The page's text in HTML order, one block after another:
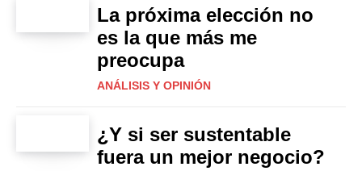
La próxima elección no
es la que más me
preocupa
ANÁLISIS Y OPINIÓN
¿Y si ser sustentable
fuera un mejor negocio?